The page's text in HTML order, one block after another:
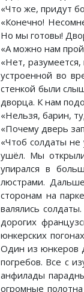
«Что же, придут
«Конечно!
Но мы готовы!
«А можно нам
«Нет,
устроенной во
стенкой были
дворца. К нам
«Нельзя, барин,
«Почему дверь
«Чтоб солдаты не
ушёл. Мы
упирался в
люстрами.
сторонам на
валялись
дорогих
юнкерских
Один из юнкеров
погребов. Все с
анфилады
огромные